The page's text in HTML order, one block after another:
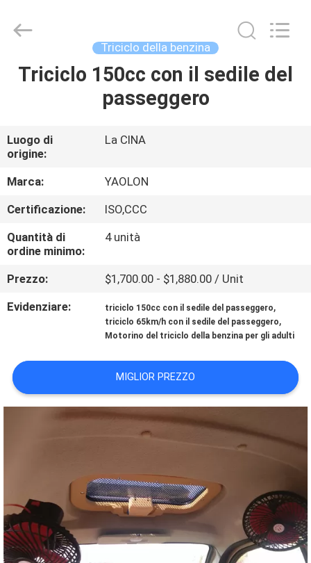
CASA
CIRCA
NOI
GIRO
DELLA
FABBRICA
CONTROLLO
QUALITÀ
CONTATTICI
RICHIEDA
UNA
CITAZIONE
Motorcycle
Rights
Triciclo della benzina
Triciclo 150cc con il sedile del
passeggero
Luogo di
origine:
La CINA
Marca:
YAOLON
Certificazione:
ISO,CCC
Quantità di
ordine minimo:
4 unità
Prezzo:
$1,700.00 - $1,880.00 / Unit
Evidenziare:
triciclo 150cc con il sedile del passeggero,
triciclo 65km/h con il sedile del passeggero,
Motorino del triciclo della benzina per gli adulti
MIGLIOR PREZZO